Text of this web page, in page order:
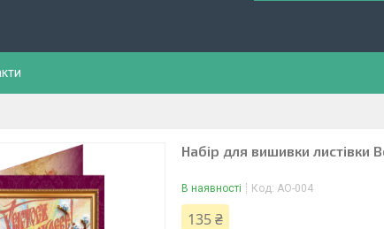
Набір для вишивки листівки
В наявності Код: АО-004
135 ₴